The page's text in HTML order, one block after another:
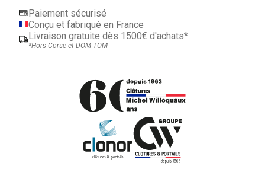
LENS (62)
CALAIS (62)
HAZEBROUCK (59)
VALENCIENNES (59)
BEAUVAIS (60)
Paiement sécurisé
Conçu et fabriqué en France
Livraison gratuite dès 1500€ d'achats*
*Hors Corse et DOM-TOM